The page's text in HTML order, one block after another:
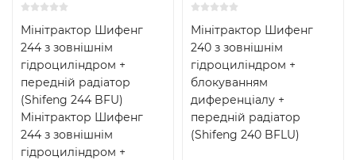
Мінітрактор Шифенг
244 з зовнішнім
гідроциліндром +
передній радіатор
(Shifeng 244 BFU)
Мінітрактор Шифенг
244 з зовнішнім
гідроциліндром +
Мінітрактор Шифенг
240 з зовнішнім
гідроциліндром +
блокуванням
диференціалу +
передній радіатор
(Shifeng 240 BFLU)